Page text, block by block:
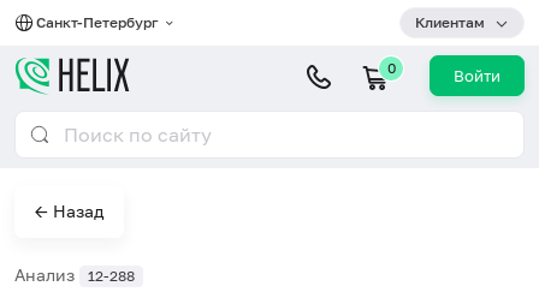
Санкт-Петербург Клиентам
0 Войти
← Назад
Анализ 12-288